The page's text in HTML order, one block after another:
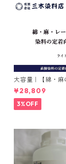
大容量｜【綿・麻
向上剤】｜2kg×5
フィックスAコンク
¥28,809
3%OFF